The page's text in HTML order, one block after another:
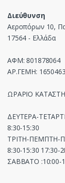
Διεύθυνση
Αεροπόρων 10,
17564 - Ελλάδα
ΑΦΜ: 801878064
ΑΡ.ΓΕΜΗ:
ΩΡΑΡΙΟ
ΔΕΥΤΕΡΑ-
8:30-15:30
ΤΡΙΤΗ-ΠΕΜΠΤΗ-
8:30-15:30 17:30-
ΣΑΒΒΑΤΟ :10:00-